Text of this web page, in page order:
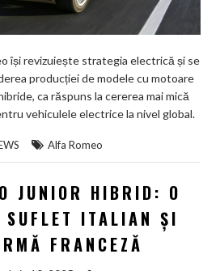
își revizuiește strategia electrică și se
producției de modele cu motoare
ca răspuns la cererea mai mică
vehiculele electrice la nivel global.
Alfa Romeo
JUNIOR HIBRID: O
SUFLET ITALIAN ȘI
FRANCEZĂ